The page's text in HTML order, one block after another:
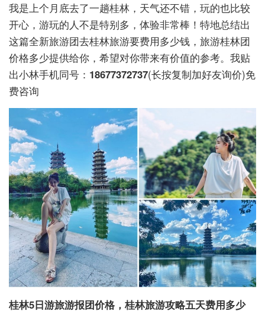
我是上个月底去了一趟桂林，天气还不错，玩的也比较
开心，游玩的人不是特别多，体验非常棒！特地总结出
这篇全新旅游团去桂林旅游要费用多少钱，旅游桂林团
价格多少提供给你，希望对你带来有价值的参考。我贴
出小林手机同号： 18677372737(长按复制加好友询价)免
费咨询
桂林5日游旅游报团价格，桂林旅游攻略五天费用多少